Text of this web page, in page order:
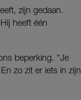
zijn gedaan.
heeft één
beperking. “Je
zo zit er iets in zijn